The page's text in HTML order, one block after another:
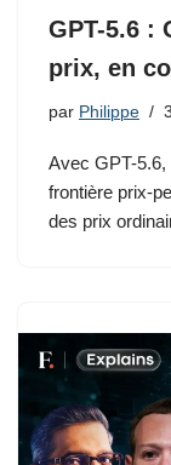
GPT-5.6 :
prix, en
par Philippe
Avec GPT-
frontière prix-
des prix